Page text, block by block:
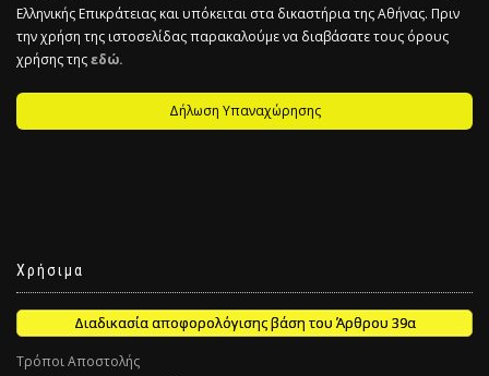
Ελληνικής Επικράτειας και υπόκειται στα δικαστήρια της Αθήνας. Πριν
την χρήση της ιστοσελίδας παρακαλούμε να διαβάσατε τους όρους
χρήσης τηςεδώ.
Δήλωση Υπαναχώρησης
Χρήσιμα
Διαδικασία αποφορολόγισης βάση του Άρθρου 39α
Τρόποι Αποστολής